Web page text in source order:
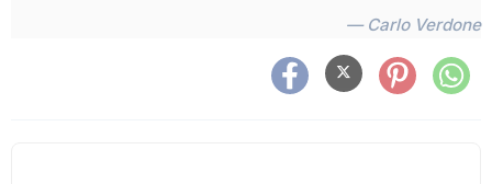
— Carlo Verdone